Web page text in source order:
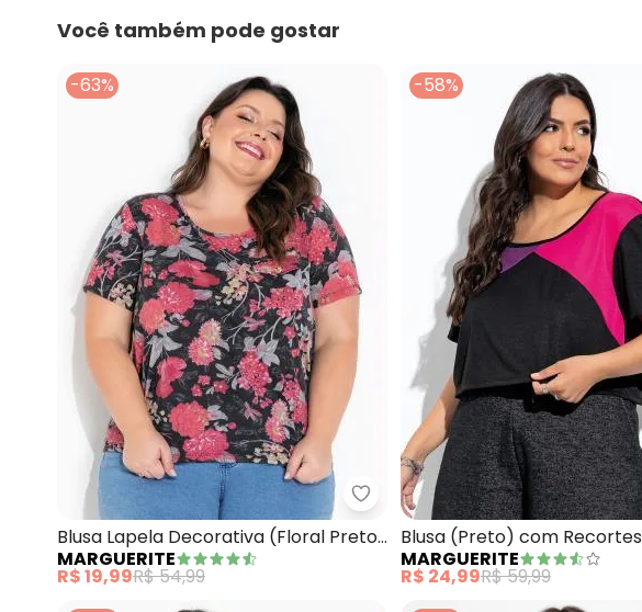
Você também pode gostar
-63%
Marguerite - Blusa Lapela
Blusa Lapela Decorativa (Floral Preto)
Plus Size
MARGUERITE
R$ 19,99R$ 54,99
-58%
Blusa (Preto) com Recortes
MARGUERITE
R$ 24,99R$ 59,99